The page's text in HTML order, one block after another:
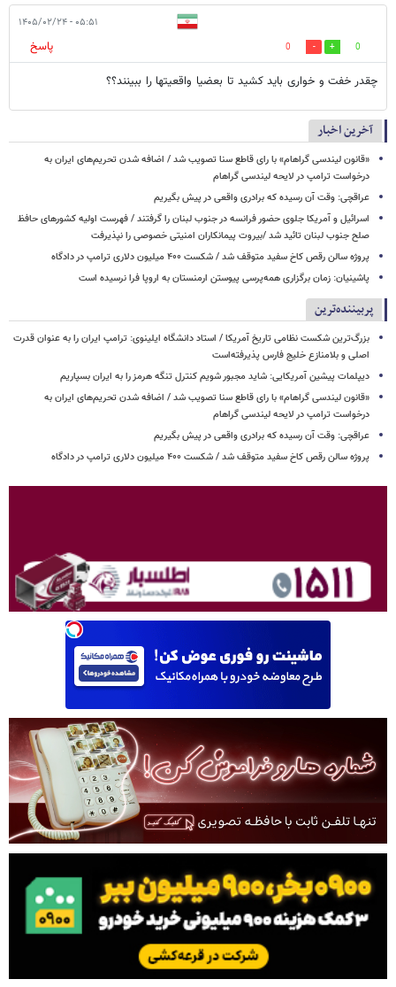
۰۵:۵۱ - ۱۴۰۵/۰۲/۲۴
0
0
پاسخ
چقدر خفت و خواری باید کشید تا بعضیا واقعیتها را ببینند؟؟
آخرین اخبار
«قانون لیندسی گراهام» با رای قاطع سنا تصویب شد / اضافه شدن تحریم‌های ایران به
درخواست ترامپ در لایحه لیندسی گراهام
عراقچی: وقت آن رسیده که برادری واقعی در پیش بگیریم
اسرائیل و آمریکا جلوی حضور فرانسه در جنوب لبنان را گرفتند / فهرست اولیه کشورهای حافظ
صلح جنوب لبنان تائید شد /بیروت پیمانکاران امنیتی خصوصی را نپذیرفت
پروژه سالن رقص کاخ سفید متوقف شد / شکست ۴۰۰ میلیون دلاری ترامپ در دادگاه
پاشینیان: زمان برگزاری همه‌پرسی پیوستن ارمنستان به اروپا فرا نرسیده است
پربیننده‌ترین
بزرگ‌ترین شکست نظامی تاریخ آمریکا / استاد دانشگاه ایلینوی: ترامپ ایران را به عنوان قدرت
اصلی و بلامنازع خلیج فارس پذیرفته‌است
دیپلمات پیشین آمریکایی: شاید مجبور شویم کنترل تنگه هرمز را به ایران بسپاریم
«قانون لیندسی گراهام» با رای قاطع سنا تصویب شد / اضافه شدن تحریم‌های ایران به
درخواست ترامپ در لایحه لیندسی گراهام
عراقچی: وقت آن رسیده که برادری واقعی در پیش بگیریم
پروژه سالن رقص کاخ سفید متوقف شد / شکست ۴۰۰ میلیون دلاری ترامپ در دادگاه